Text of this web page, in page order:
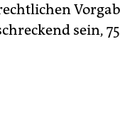
sein,